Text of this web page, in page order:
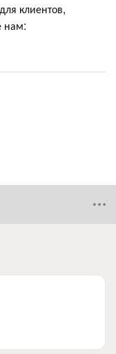
клиентов,
нам: